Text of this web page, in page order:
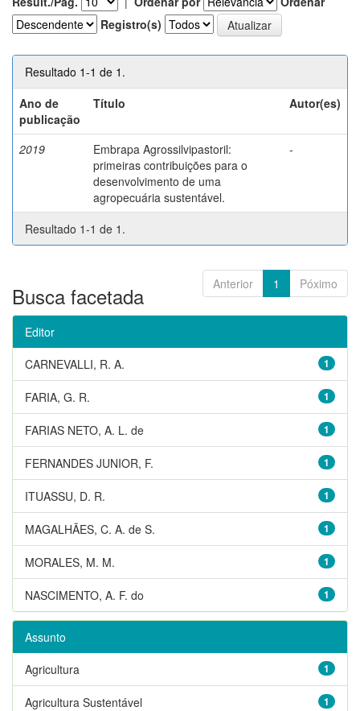
Registro(s)
Resultado 1-1 de 1.
Ano de
publicação
Título Autor(es)
2019
Embrapa Agrossilvipastoril:
primeiras contribuições para o
desenvolvimento de uma
agropecuária sustentável.
-
Resultado 1-1 de 1.
Anterior 1 Póximo
Busca facetada
Editor
1
CARNEVALLI, R. A.
1
FARIA, G. R.
1
FARIAS NETO, A. L. de
1
FERNANDES JUNIOR, F.
1
ITUASSU, D. R.
1
MAGALHÃES, C. A. de S.
1
MORALES, M. M.
1
NASCIMENTO, A. F. do
Assunto
1
Agricultura
1
Agricultura Sustentável